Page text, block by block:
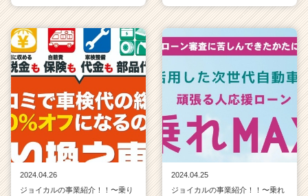
2024.04.26
ジョイカルの事業紹介！！〜乗り
2024.04.25
ジョイカルの事業紹介！！〜乗れ